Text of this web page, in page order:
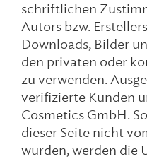
schriftlichen
Autors bzw.
Downloads, Bilder
den privaten oder
zu verwenden.
verifizierte Kunden
Cosmetics GmbH.
dieser Seite nicht
wurden, werden die